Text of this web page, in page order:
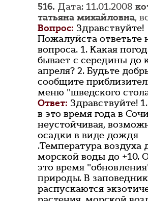
516. Дата: 11.01.2008
татьяна михайловна,
Вопрос: Здравствуйте!
Пожалуйста ответьте
вопроса. 1. Какая
бывает с середины до
апреля? 2. Будьте
сообщите
меню "шведского
Ответ: Здравствуйте!
в это время года в
неустойчивая,
осадки в виде дождя
.Температура воздуха
морской воды до +10.
это время
природы. В
распускаются